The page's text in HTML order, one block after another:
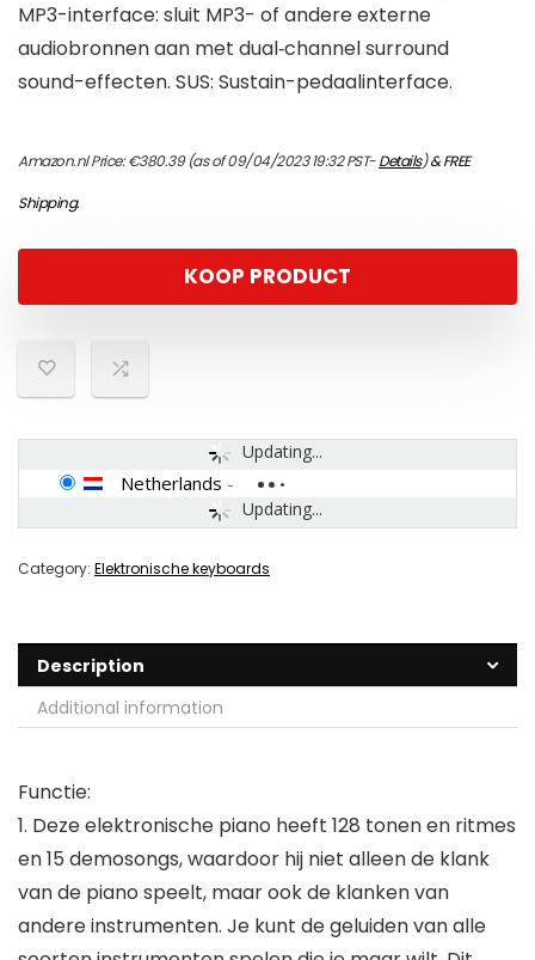
MP3-interface: sluit MP3- of andere externe
audiobronnen aan met dual‑channel surround
sound-effecten. SUS: Sustain-pedaalinterface.
Amazon.nl Price:€380.39(as of 09/04/2023 19:32 PST-Details)&FREE
Shipping.
KOOP PRODUCT
Updating...
Updating...
Netherlands -
Category: Elektronische keyboards
Description
Additional information
Functie:
1. Deze elektronische piano heeft 128 tonen en ritmes
en 15 demosongs, waardoor hij niet alleen de klank
van de piano speelt, maar ook de klanken van
andere instrumenten. Je kunt de geluiden van alle